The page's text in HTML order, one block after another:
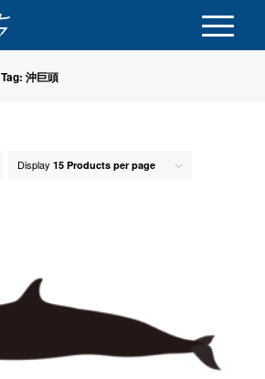
Tag: 沖巨頭
Display 15 Products per page